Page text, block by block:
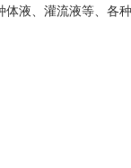
体液、灌流液等、